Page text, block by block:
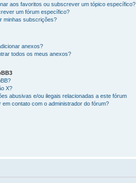
aos favoritos ou subscrever um tópico específico?
um fórum específico?
minhas subscrições?
anexos?
todos os meus anexos?
X?
abusivas e/ou ilegais relacionadas a este fórum
em contato com o administrador do fórum?